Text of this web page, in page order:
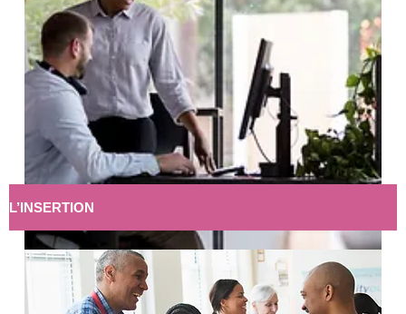
L’INSERTION